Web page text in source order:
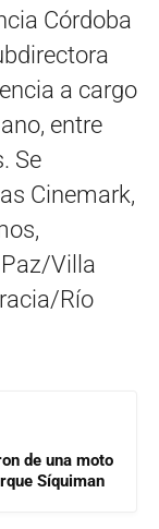
Córdoba
a cargo
entre
Se
Cinemark,
Villa
Río
de una moto
Síquiman